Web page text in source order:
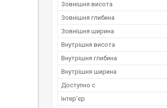
Зовнішня висота
Зовнішня глибина
Зовнішня ширина
Внутрішня висота
Внутрішня глибина
Внутрішня ширина
Доступно с
Інтер'єр